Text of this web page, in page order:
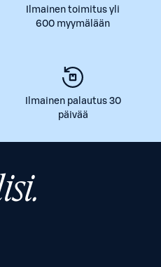
Ilmainen toimitus yli
600 myymälään
Ilmainen palautus 30
päivää